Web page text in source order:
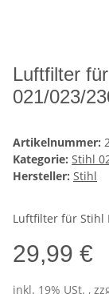
Luftfilter
021/023/
Artikelnummer:
Kategorie: Stihl
Hersteller: Stihl
Luftfilter für Stihl
29,99 €
inkl. 19% USt. ,